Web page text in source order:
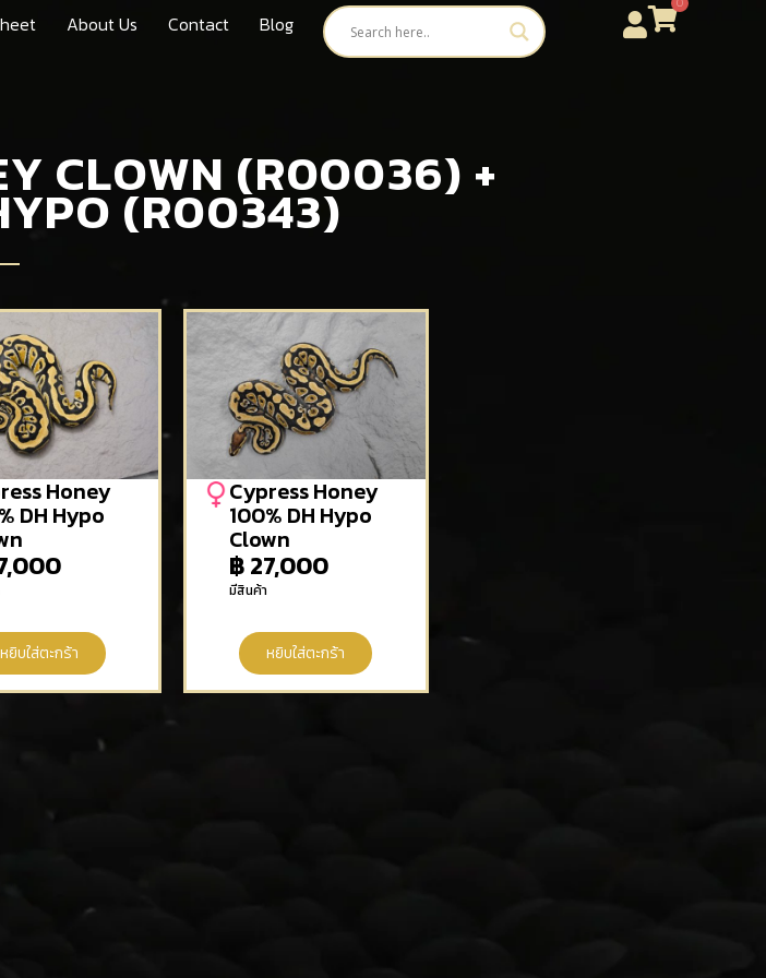
About Us Contact Blog
CLOWN (R00036) +
(R00343)
Honey
DH Hypo
หยิบใส่ตะกร้า
Cypress Honey
100% DH Hypo
Clown
฿27,000
มีสินค้า
หยิบใส่ตะกร้า